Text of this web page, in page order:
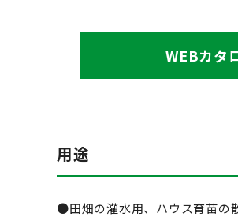
WEBカタ
用途
●田畑の灌水用、ハウス育苗の